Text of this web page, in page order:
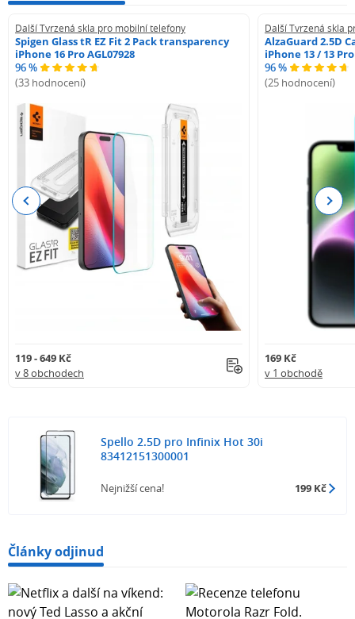
Další Tvrzená skla pro mobilní telefony
Spigen Glass tR EZ Fit 2 Pack transparency
iPhone 16 Pro AGL07928
96 %
(33 hodnocení)
119 - 649 Kč
v 8 obchodech
Další Tvrzená skla
AlzaGuard 2.5D
iPhone 13 / 13 Pro
96 %
(25 hodnocení)
169 Kč
v 1 obchodě
Previous Next
Spello 2.5D pro Infinix Hot 30i
83412151300001
Nejnižší cena! 199 Kč
Články odjinud